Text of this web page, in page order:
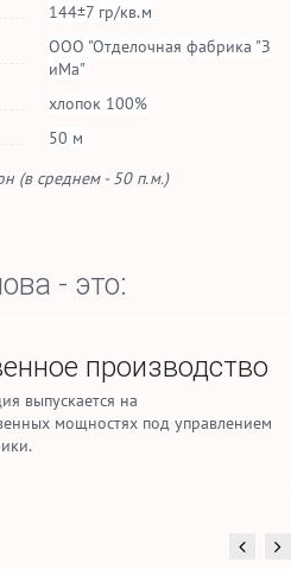
144±7 гр/кв.м
ООО "Отделочная фабрика "З
иМа"
хлопок 100%
50 м
(в среднем - 50 п.м.)
- это:
производство
выпускается на
мощностях под управлением